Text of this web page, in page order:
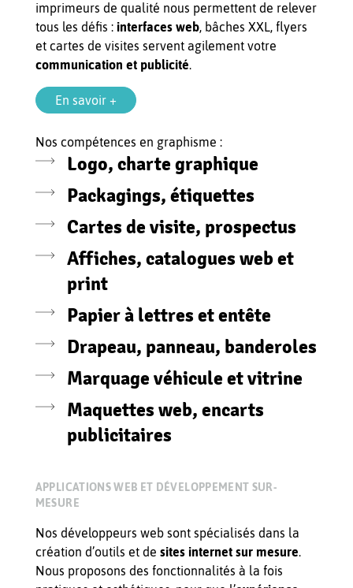
imprimeurs de qualité nous permettent de relever
tous les défis : interfaces web, bâches XXL, flyers
et cartes de visites servent agilement votre
communication et publicité.
En savoir +
Nos compétences en graphisme :
Logo, charte graphique
Packagings, étiquettes
Cartes de visite, prospectus
Affiches, catalogues web et
print
Papier à lettres et entête
Drapeau, panneau, banderoles
Marquage véhicule et vitrine
Maquettes web, encarts
publicitaires
APPLICATIONS WEB ET DÉVELOPPEMENT SUR-
MESURE
Nos développeurs web sont spécialisés dans la
création d’outils et de sites internet sur mesure.
Nous proposons des fonctionnalités à la fois